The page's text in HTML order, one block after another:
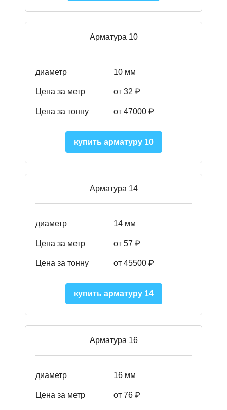
Арматура 10
диаметр 10 мм
Цена за метр от 32 ₽
Цена за тонну от 47000 ₽
купить арматуру 10
Арматура 14
диаметр 14 мм
Цена за метр от 57 ₽
Цена за тонну от 45500 ₽
купить арматуру 14
Арматура 16
диаметр 16 мм
Цена за метр от 76 ₽